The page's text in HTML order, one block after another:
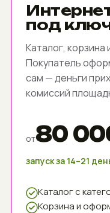
под
Каталог, корзина
Покупатель
сам — деньги
комиссий
от80
запуск за 14–21
Каталог с
Корзина и